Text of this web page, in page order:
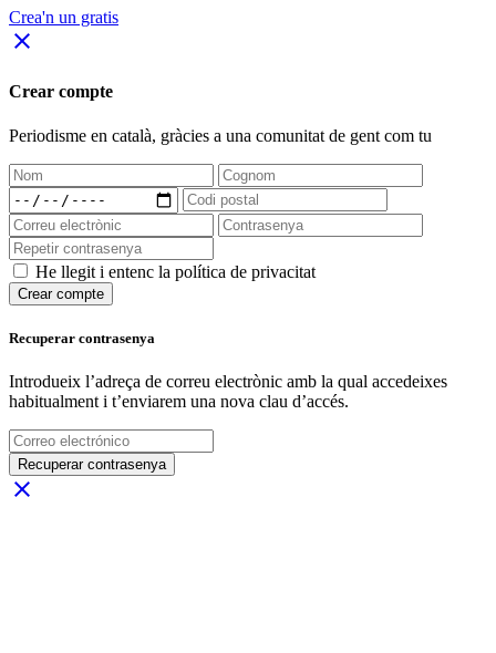
Crea'n un gratis
close
Crear compte
Periodisme en català, gràcies a una comunitat de gent com tu
He llegit i entenc la política de privacitat
Crear compte
Recuperar contrasenya
Introdueix l’adreça de correu electrònic amb la qual accedeixes
habitualment i t’enviarem una nova clau d’accés.
Recuperar contrasenya
close